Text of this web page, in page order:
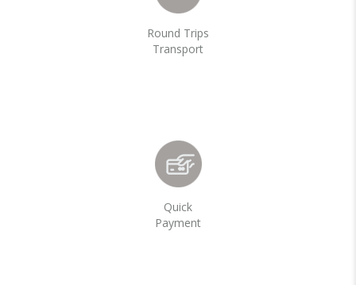
Round Trips
Transport
Quick
Payment